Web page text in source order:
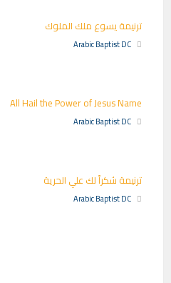
ترنيمة يسوع ملك الملوك
Arabic Baptist DC
All Hail the Power of Jesus Name
Arabic Baptist DC
ترنيمة شكراً لك علي الحرية
Arabic Baptist DC